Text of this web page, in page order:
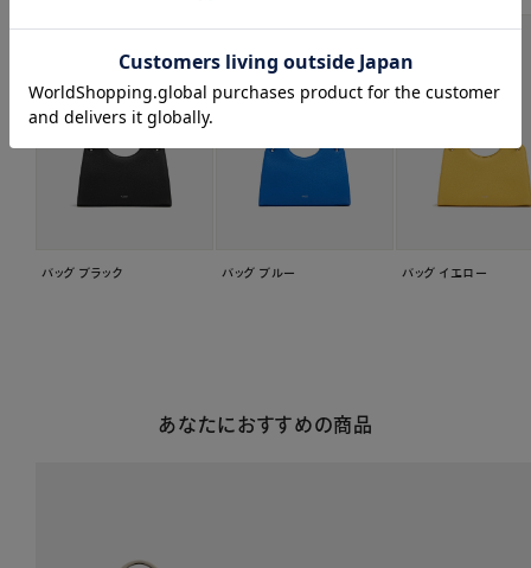
バッグ ブラック バッグ ブルー バッグ イエロー
あなたにおすすめの商品